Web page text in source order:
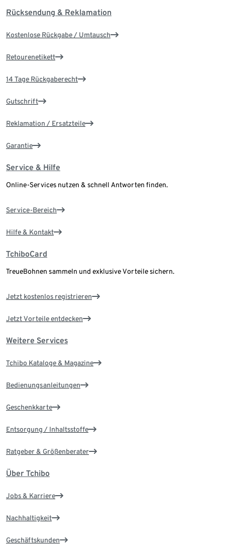
Rücksendung & Reklamation
Kostenlose Rückgabe / Umtausch
Retourenetikett
14 Tage Rückgaberecht
Gutschrift
Reklamation / Ersatzteile
Garantie
Service & Hilfe
Online-Services nutzen & schnell Antworten finden.
Service-Bereich
Hilfe & Kontakt
TchiboCard
TreueBohnen sammeln und exklusive Vorteile sichern.
Jetzt kostenlos registrieren
Jetzt Vorteile entdecken
Weitere Services
Tchibo Kataloge & Magazine
Bedienungsanleitungen
Geschenkkarte
Entsorgung / Inhaltsstoffe
Ratgeber & Größenberater
Über Tchibo
Jobs & Karriere
Nachhaltigkeit
Geschäftskunden